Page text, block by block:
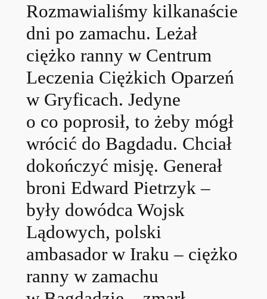
Rozmawialiśmy kilkanaście
dni po zamachu. Leżał
ciężko ranny w Centrum
Leczenia Ciężkich Oparzeń
w Gryficach. Jedyne
o co poprosił, to żeby mógł
wrócić do Bagdadu. Chciał
dokończyć misję. Generał
broni Edward Pietrzyk –
były dowódca Wojsk
Lądowych, polski
ambasador w Iraku – ciężko
ranny w zamachu